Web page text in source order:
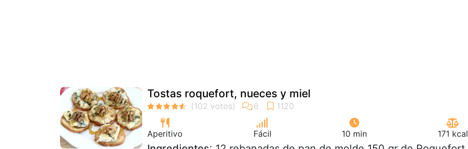
Tostas roquefort, nueces y miel
Aperitivo Fácil 10 min 171 kcal